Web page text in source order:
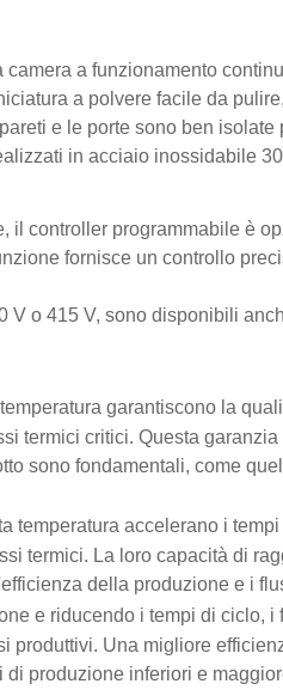
camera a funzionamento
a polvere facile da
e le porte sono ben
in acciaio inossidabile
il controller programmabile è
fornisce un controllo
V o 415 V, sono disponibili
garantiscono la
termici critici. Questa
sono fondamentali, come
temperatura accelerano i
termici. La loro capacità di
della produzione e i
e riducendo i tempi di ciclo,
produttivi. Una migliore
produzione inferiori e